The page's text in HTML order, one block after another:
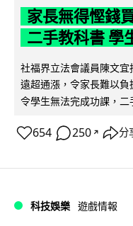
家長無得慳錢
二手教科書 學
社福界立法會議員陳文
遠超通漲，令家長難以負
令學生無法完成功課，二
654 250 ↗ 分
科技娛樂 遊戲情報